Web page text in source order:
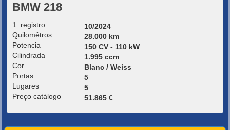
BMW 218
1. registro
10/2024
Quilomêtros
28.000 km
Potencia
150 CV - 110 kW
Cilindrada
1.995 ccm
Cor
Blanc / Weiss
Portas
5
Lugares
5
Preço catálogo
51.865 €